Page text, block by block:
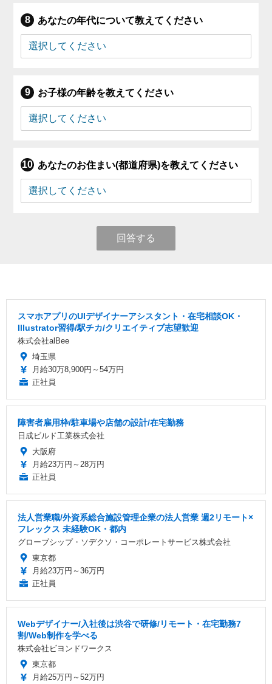
あなたの年代について教えてください
お子様の年齢を教えてください
あなたのお住まい(都道府県)を教えてください
回答する
スマホアプリのUIデザイナーアシスタント・在宅相談OK・
Illustrator習得/駅チカ/クリエイティブ志望歓迎
株式会社alBee
埼玉県
月給30万8,900円～54万円
正社員
障害者雇用枠/駐車場や店舗の設計/在宅勤務
日成ビルド工業株式会社
大阪府
月給23万円～28万円
正社員
法人営業職/外資系総合施設管理企業の法人営業 週2リモート×
フレックス 未経験OK・都内
グローブシップ・ソデクソ・コーポレートサービス株式会社
東京都
月給23万円～36万円
正社員
Webデザイナー/入社後は渋谷で研修/リモート・在宅勤務7
割/Web制作を学べる
株式会社ビヨンドワークス
東京都
月給25万円～52万円